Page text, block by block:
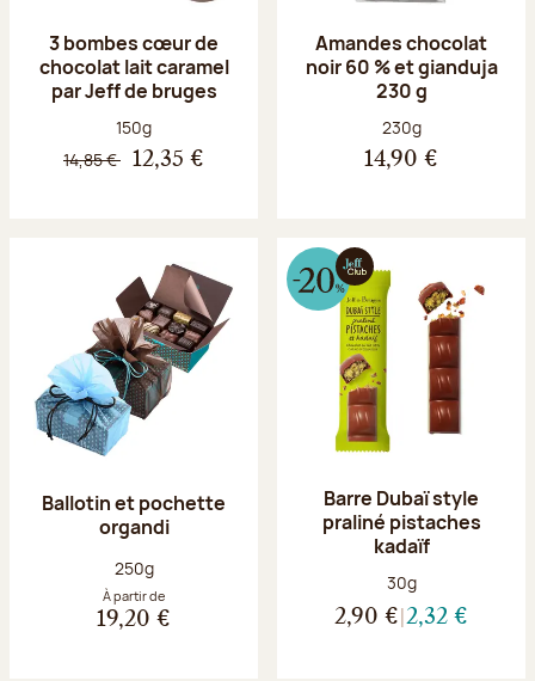
3 bombes cœur de
chocolat lait caramel
par Jeff de bruges
Poids net :
150g
14,85 € 12,35 €
Amandes chocolat
noir 60 % et gianduja
230 g
Poids net :
230g
14,90 €
Ballotin et pochette
organdi
Poids net :
250g
À partir de
19,20 €
Barre Dubaï style
praliné pistaches
kadaïf
Poids net :
30g
2,90 € 2,32 €